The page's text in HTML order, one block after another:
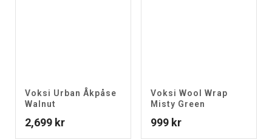
Voksi Urban Åkpåse
Walnut
2,699 kr
Voksi Wool Wrap
Misty Green
999 kr